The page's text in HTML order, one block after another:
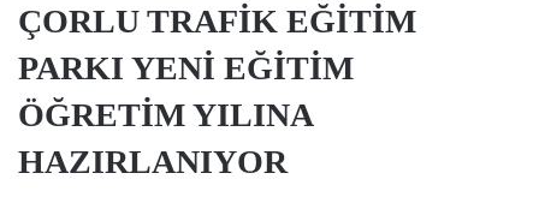
ÇORLU TRAFİK EĞİTİM
PARKI YENİ EĞİTİM
ÖĞRETİM YILINA
HAZIRLANIYOR